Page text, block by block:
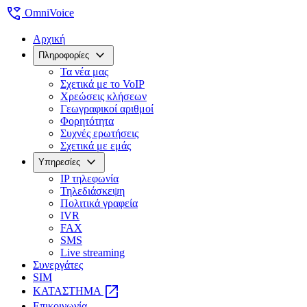
wifi_calling OmniVoice
Αρχική
Πληροφορίες expand_more
Τα νέα μας
Σχετικά με το VoIP
Χρεώσεις κλήσεων
Γεωγραφικοί αριθμοί
Φορητότητα
Συχνές ερωτήσεις
Σχετικά με εμάς
Υπηρεσίες expand_more
IP τηλεφωνία
Τηλεδιάσκεψη
Πολιτικά γραφεία
IVR
FAX
SMS
Live streaming
Συνεργάτες
SIM
ΚΑΤΑΣΤΗΜΑ open_in_new